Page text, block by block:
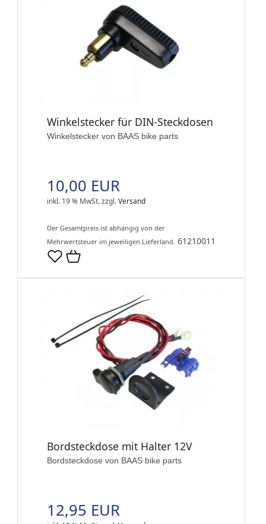
Winkelstecker für DIN-Steckdosen
Winkelstecker von BAAS bike parts
10,00 EUR
inkl. 19 % MwSt.zzgl.Versand
Der Gesamtpreis ist abhängig von der
Mehrwertsteuer im jeweiligen Lieferland. 61210011
Bordsteckdose mit Halter 12V
Bordsteckdose von BAAS bike parts
12,95 EUR